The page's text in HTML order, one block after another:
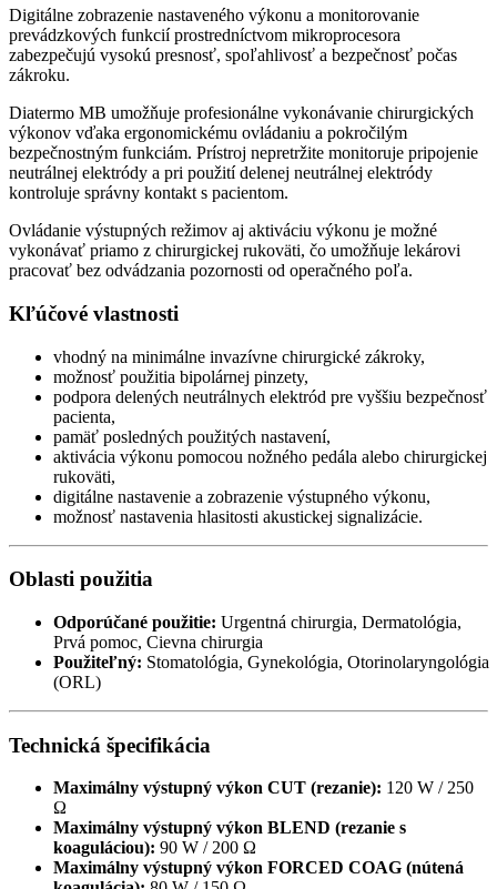
Digitálne zobrazenie nastaveného výkonu a monitorovanie
prevádzkových funkcií prostredníctvom mikroprocesora
zabezpečujú vysokú presnosť, spoľahlivosť a bezpečnosť počas
zákroku.
Diatermo MB umožňuje profesionálne vykonávanie chirurgických
výkonov vďaka ergonomickému ovládaniu a pokročilým
bezpečnostným funkciám. Prístroj nepretržite monitoruje pripojenie
neutrálnej elektródy a pri použití delenej neutrálnej elektródy
kontroluje správny kontakt s pacientom.
Ovládanie výstupných režimov aj aktiváciu výkonu je možné
vykonávať priamo z chirurgickej rukoväti, čo umožňuje lekárovi
pracovať bez odvádzania pozornosti od operačného poľa.
Kľúčové vlastnosti
vhodný na minimálne invazívne chirurgické zákroky,
možnosť použitia bipolárnej pinzety,
podpora delených neutrálnych elektród pre vyššiu bezpečnosť
pacienta,
pamäť posledných použitých nastavení,
aktivácia výkonu pomocou nožného pedála alebo chirurgickej
rukoväti,
digitálne nastavenie a zobrazenie výstupného výkonu,
možnosť nastavenia hlasitosti akustickej signalizácie.
Oblasti použitia
Odporúčané použitie: Urgentná chirurgia, Dermatológia,
Prvá pomoc, Cievna chirurgia
Použiteľný: Stomatológia, Gynekológia, Otorinolaryngológia
(ORL)
Technická špecifikácia
Maximálny výstupný výkon CUT (rezanie): 120 W / 250
Ω
Maximálny výstupný výkon BLEND (rezanie s
koaguláciou): 90 W / 200 Ω
Maximálny výstupný výkon FORCED COAG (nútená